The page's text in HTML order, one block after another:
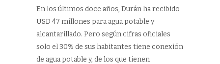
En los últimos doce años, Durán ha recibido
USD 47 millones para agua potable y
alcantarillado. Pero según cifras oficiales
solo el 30% de sus habitantes tiene conexión
de agua potable y, de los que tienen